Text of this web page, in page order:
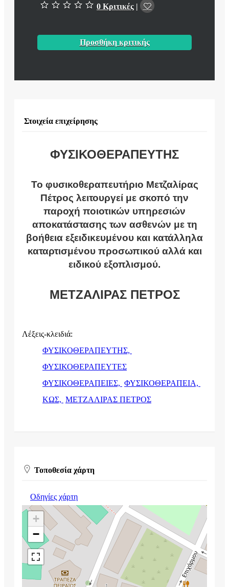
0 Κριτικές |
Προσθήκη κριτικής
Στοιχεία επιχείρησης
ΦΥΣΙΚΟΘΕΡΑΠΕΥΤΗΣ
Το φυσικοθεραπευτήριο Μετζαλίρας
Πέτρος λειτουργεί με σκοπό την
παροχή ποιοτικών υπηρεσιών
αποκατάστασης των ασθενών με τη
βοήθεια εξειδικευμένου και κατάλληλα
καταρτισμένου προσωπικού αλλά και
ειδικού εξοπλισμού.
ΜΕΤΖΑΛΙΡΑΣ ΠΕΤΡΟΣ
Λέξεις-κλειδιά:
ΦΥΣΙΚΟΘΕΡΑΠΕΥΤΗΣ,
ΦΥΣΙΚΟΘΕΡΑΠΕΥΤΕΣ
ΦΥΣΙΚΟΘΕΡΑΠΕΙΕΣ, ΦΥΣΙΚΟΘΕΡΑΠΕΙΑ,
ΚΩΣ, ΜΕΤΖΑΛΙΡΑΣ ΠΕΤΡΟΣ
Τοποθεσία χάρτη
Οδηγίες χάρτη
+
−